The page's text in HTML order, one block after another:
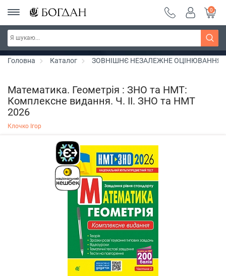
Серія "Чейзіана" ~ знижка 20%
0
Головна Каталог ЗОВНІШНЄ НЕЗАЛЕЖНЕ ОЦІНЮВАННЯ
Математика. Геометрія : ЗНО та НМТ:
Комплексне видання. Ч. ІІ. ЗНО та НМТ
2026
Клочко Ігор